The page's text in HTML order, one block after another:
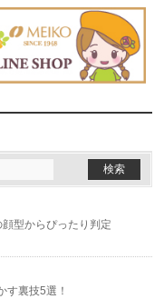
型からぴったり判定
裏技5選！